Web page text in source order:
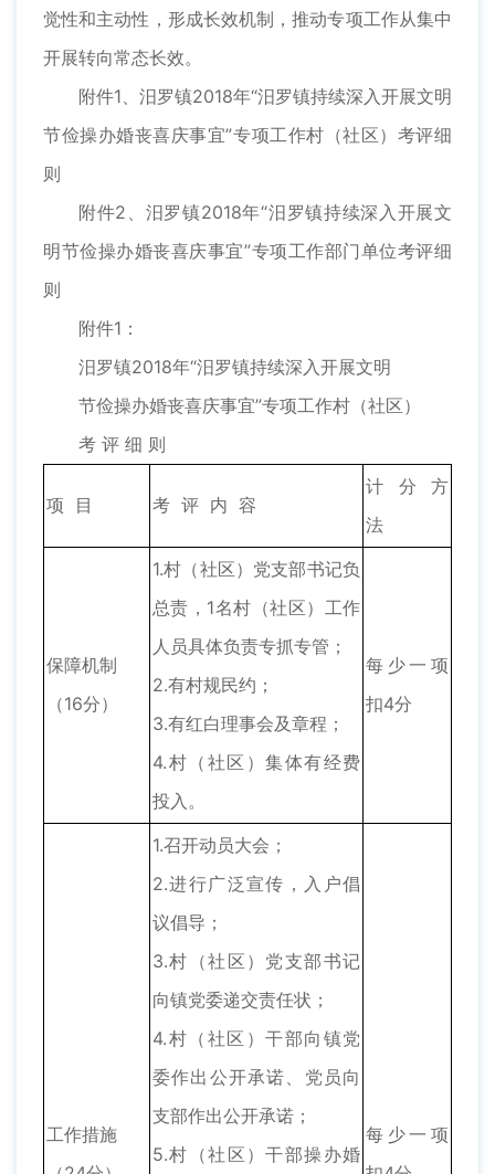
觉性和主动性，形成长效机制，推动专项工作从集中
开展转向常态长效。
附件1、汨罗镇2018年“汨罗镇持续深入开展文明
节俭操办婚丧喜庆事宜”专项工作村（社区）考评细
则
附件2、汨罗镇2018年“汨罗镇持续深入开展文
明节俭操办婚丧喜庆事宜”专项工作部门单位考评细
则
附件1：
汨罗镇2018年“汨罗镇持续深入开展文明
节俭操办婚丧喜庆事宜”专项工作村（社区）
考 评 细 则
项 目 考 评 内 容
计 分 方
法
保障机制
（16分）
1.村（社区）党支部书记负
总责，1名村（社区）工作
人员具体负责专抓专管；
2.有村规民约；
3.有红白理事会及章程；
4.村（社区）集体有经费
投入。
每少一项
扣4分
工作措施
1.召开动员大会；
2.进行广泛宣传，入户倡
议倡导；
3.村（社区）党支部书记
向镇党委递交责任状；
4.村（社区）干部向镇党
委作出公开承诺、党员向
支部作出公开承诺；
5.村（社区）干部操办婚
每少一项